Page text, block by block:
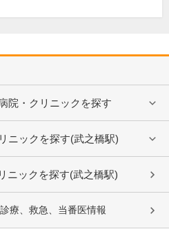
院・クリニックを探す
ニックを探す(武之橋駅)
ニックを探す(武之橋駅)
療、救急、当番医情報